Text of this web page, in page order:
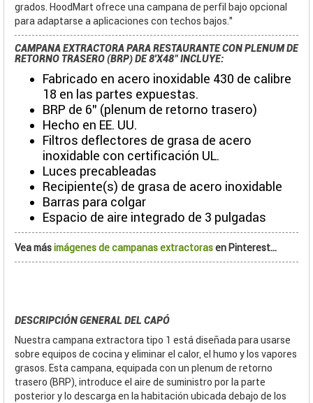
grados. HoodMart ofrece una campana de perfil bajo opcional
para adaptarse a aplicaciones con techos bajos."
CAMPANA EXTRACTORA PARA RESTAURANTE CON PLENUM DE
RETORNO TRASERO (BRP) DE 8'X48" INCLUYE:
Fabricado en acero inoxidable 430 de calibre
18 en las partes expuestas.
BRP de 6" (plenum de retorno trasero)
Hecho en EE. UU.
Filtros deflectores de grasa de acero
inoxidable con certificación UL.
Luces precableadas
Recipiente(s) de grasa de acero inoxidable
Barras para colgar
Espacio de aire integrado de 3 pulgadas
Vea másimágenes de campanas extractorasen Pinterest...
DESCRIPCIÓN GENERAL DEL CAPÓ
Nuestra campana extractora tipo 1 está diseñada para usarse
sobre equipos de cocina y eliminar el calor, el humo y los vapores
grasos. Esta campana, equipada con un plenum de retorno
trasero (BRP), introduce el aire de suministro por la parte
posterior y lo descarga en la habitación ubicada debajo de los